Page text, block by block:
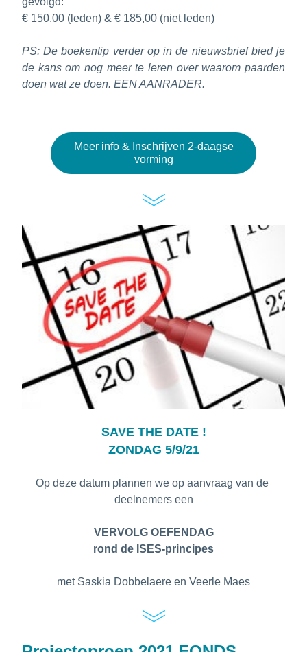
€ 150,00 (leden) & € 185,00 (niet leden)
PS: De boekentip verder op in de nieuwsbrief bied je
de kans om nog meer te leren over waarom paarden
doen wat ze doen. EEN AANRADER.
Meer info & Inschrijven 2-daagse
vorming
SAVE THE DATE !
ZONDAG 5/9/21
Op deze datum plannen we op aanvraag van de
deelnemers een
VERVOLG OEFENDAG
rond de ISES-principes
met Saskia Dobbelaere en Veerle Maes